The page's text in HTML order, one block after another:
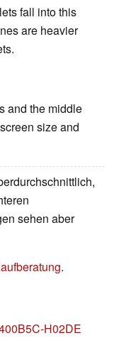
fall into this
are heavier
and the middle
size and
sehen aber
.
H02DE